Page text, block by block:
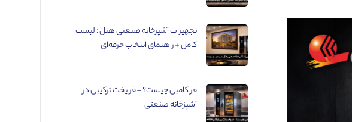
تجهیزات آشپزخانه صنعتی هتل : لیست
کامل + راهنمای انتخاب حرفه‌ای
فر کامبی چیست؟ – فر پخت ترکیبی در
آشپزخانه صنعتی